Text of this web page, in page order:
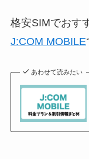
格安SIMでおす
J:COM MOBILE
あわせて読みたい